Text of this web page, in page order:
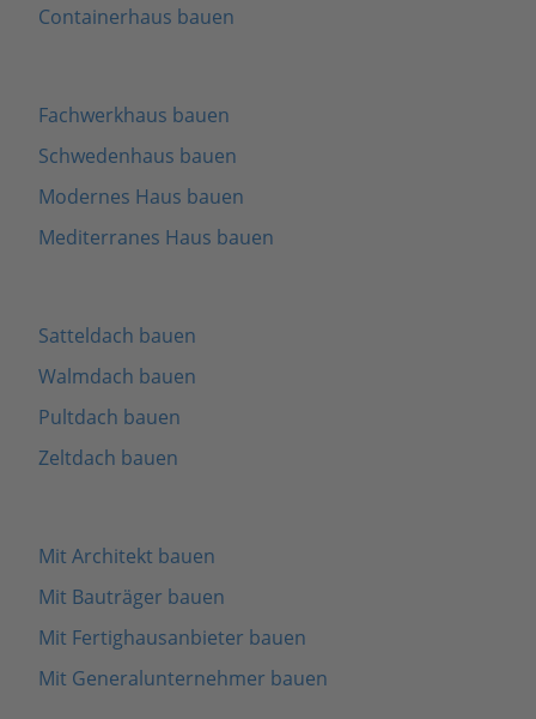
Containerhaus bauen
Fachwerkhaus bauen
Schwedenhaus bauen
Modernes Haus bauen
Mediterranes Haus bauen
Satteldach bauen
Walmdach bauen
Pultdach bauen
Zeltdach bauen
Mit Architekt bauen
Mit Bauträger bauen
Mit Fertighausanbieter bauen
Mit Generalunternehmer bauen